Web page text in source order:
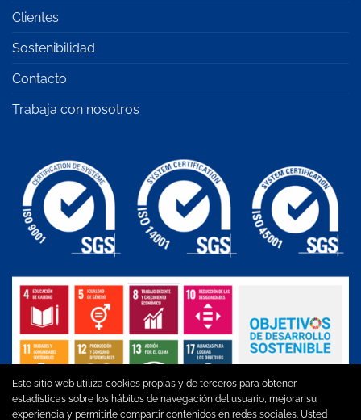
Clientes
Sostenibilidad
Contacto
Trabaja con nosotros
Este sitio web utiliza cookies propias y de terceros para obtener
estadísticas sobre los hábitos de navegación del usuario, mejorar su
experiencia y permitirle compartir contenidos en redes sociales. Usted